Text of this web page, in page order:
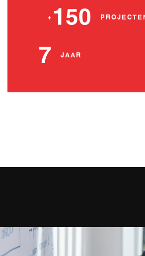
+ 150
7 JAAR